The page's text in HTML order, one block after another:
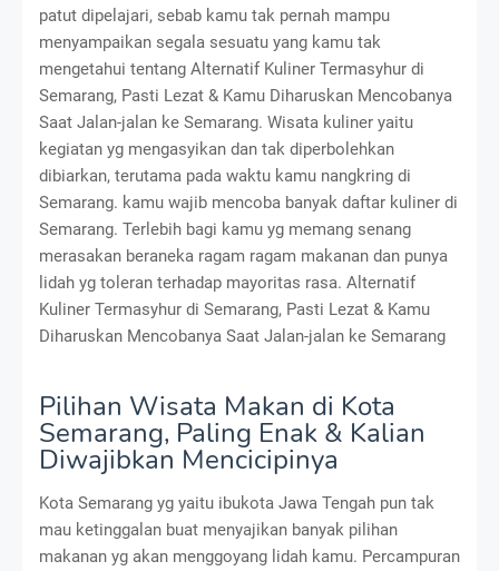
patut dipelajari, sebab kamu tak pernah mampu
menyampaikan segala sesuatu yang kamu tak
mengetahui tentang Alternatif Kuliner Termasyhur di
Semarang, Pasti Lezat & Kamu Diharuskan Mencobanya
Saat Jalan-jalan ke Semarang. Wisata kuliner yaitu
kegiatan yg mengasyikan dan tak diperbolehkan
dibiarkan, terutama pada waktu kamu nangkring di
Semarang. kamu wajib mencoba banyak daftar kuliner di
Semarang. Terlebih bagi kamu yg memang senang
merasakan beraneka ragam ragam makanan dan punya
lidah yg toleran terhadap mayoritas rasa. Alternatif
Kuliner Termasyhur di Semarang, Pasti Lezat & Kamu
Diharuskan Mencobanya Saat Jalan-jalan ke Semarang
Pilihan Wisata Makan di Kota
Semarang, Paling Enak & Kalian
Diwajibkan Mencicipinya
Kota Semarang yg yaitu ibukota Jawa Tengah pun tak
mau ketinggalan buat menyajikan banyak pilihan
makanan yg akan menggoyang lidah kamu. Percampuran